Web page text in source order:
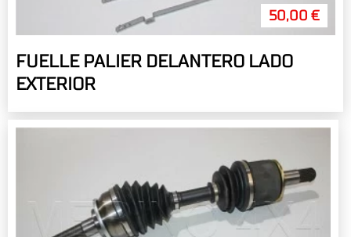
50,00 €
FUELLE PALIER DELANTERO LADO
EXTERIOR